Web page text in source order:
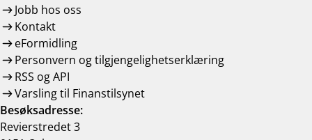
Jobb hos oss
Kontakt
eFormidling
Personvern og tilgjengelighetserklæring
RSS og API
Varsling til Finanstilsynet
Besøksadresse:
Revierstredet 3